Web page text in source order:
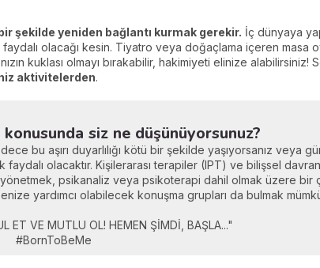
şekilde yeniden bağlantı kurmak gerekir. İç dünyaya
olacağı kesin. Tiyatro veya doğaçlama içeren masa
kuklası olmayı bırakabilir, hakimiyeti elinize alabilirsiniz!
aktivitelerden.
konusunda siz ne düşünüyorsunuz?
bu aşırı duyarlılığı kötü bir şekilde yaşıyorsanız veya
olacaktır. Kişilerarası terapiler (IPT) ve bilişsel
yönetmek, psikanaliz veya psikoterapi dahil olmak üzere
yardımcı olabilecek konuşma grupları da bulmak
ET VE MUTLU OL! HEMEN ŞİMDİ, BAŞLA..."
#BornToBeMe